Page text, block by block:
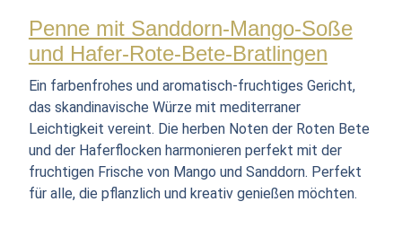
Penne mit Sanddorn-Mango-Soße
und Hafer-Rote-Bete-Bratlingen
Ein farbenfrohes und aromatisch-fruchtiges Gericht,
das skandinavische Würze mit mediterraner
Leichtigkeit vereint. Die herben Noten der Roten Bete
und der Haferflocken harmonieren perfekt mit der
fruchtigen Frische von Mango und Sanddorn. Perfekt
für alle, die pflanzlich und kreativ genießen möchten.